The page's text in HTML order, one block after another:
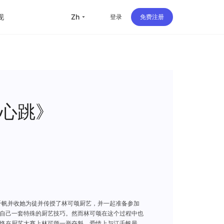
行
播
zh 登录 免费注册
跳》
并收她为徒并传授了林可颂厨艺，并一起准备参加
己一套特殊的厨艺技巧。然而林可颂在这个过程中也